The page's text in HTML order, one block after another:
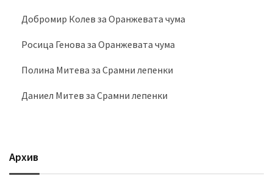
Добромир Колев за Оранжевата чума
Росица Генова за Оранжевата чума
Полина Митева за Срамни лепенки
Даниел Митев за Срамни лепенки
Архив